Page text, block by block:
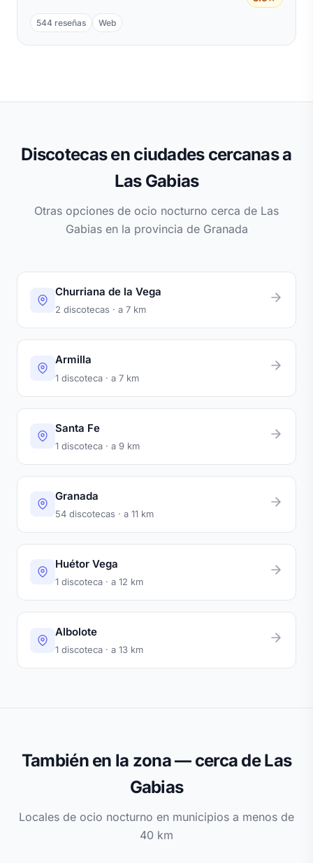
544 reseñas Web
Discotecas en ciudades cercanas a
Las Gabias
Otras opciones de ocio nocturno cerca de Las
Gabias en la provincia de Granada
Churriana de la Vega
2 discotecas · a 7 km
Armilla
1 discoteca · a 7 km
Santa Fe
1 discoteca · a 9 km
Granada
54 discotecas · a 11 km
Huétor Vega
1 discoteca · a 12 km
Albolote
1 discoteca · a 13 km
También en la zona — cerca de Las
Gabias
Locales de ocio nocturno en municipios a menos de
40 km